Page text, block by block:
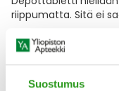
Suostumus
riippumatta. Sitä ei
Vaikutustapa
Indapamidi lisää
Näytä koko kuvaus